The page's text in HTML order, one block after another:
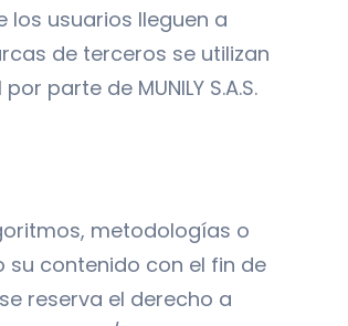
los usuarios lleguen a
de terceros se utilizan
parte de MUNILY S.A.S.
metodologías o
contenido con el fin de
reserva el derecho a